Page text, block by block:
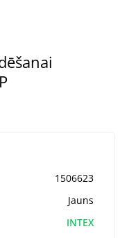
1506623
Jauns
INTEX